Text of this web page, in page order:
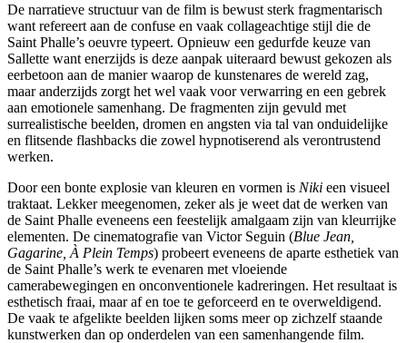
De narratieve structuur van de film is bewust sterk fragmentarisch
want refereert aan de confuse en vaak collageachtige stijl die de
Saint Phalle’s oeuvre typeert. Opnieuw een gedurfde keuze van
Sallette want enerzijds is deze aanpak uiteraard bewust gekozen als
eerbetoon aan de manier waarop de kunstenares de wereld zag,
maar anderzijds zorgt het wel vaak voor verwarring en een gebrek
aan emotionele samenhang. De fragmenten zijn gevuld met
surrealistische beelden, dromen en angsten via tal van onduidelijke
en flitsende flashbacks die zowel hypnotiserend als verontrustend
werken.
Door een bonte explosie van kleuren en vormen is Niki een visueel
traktaat. Lekker meegenomen, zeker als je weet dat de werken van
de Saint Phalle eveneens een feestelijk amalgaam zijn van kleurrijke
elementen. De cinematografie van Victor Seguin (Blue Jean,
Gagarine, À Plein Temps) probeert eveneens de aparte esthetiek van
de Saint Phalle’s werk te evenaren met vloeiende
camerabewegingen en onconventionele kadreringen. Het resultaat is
esthetisch fraai, maar af en toe te geforceerd en te overweldigend.
De vaak te afgelikte beelden lijken soms meer op zichzelf staande
kunstwerken dan op onderdelen van een samenhangende film.